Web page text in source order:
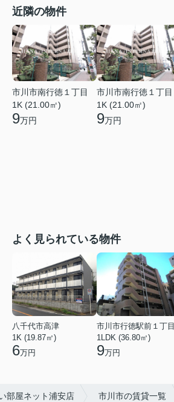
近隣の物件
市川市南行徳１丁目
1K (21.00㎡)
9万円
市川市南行徳１丁目
1K (21.00㎡)
9万円
よく見られている物件
八千代市高津
1K (19.87㎡)
6万円
市川市行徳駅前１丁目
1LDK (36.80㎡)
9万円
部屋ネット浦安店 市川市の賃貸一覧